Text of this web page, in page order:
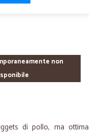
non
di pollo, ma ottima